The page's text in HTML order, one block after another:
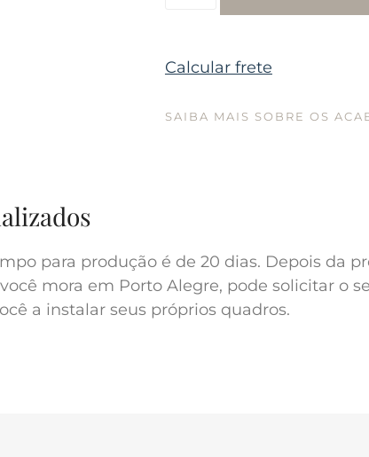
Calcular frete
SAIBA MAIS SOBRE OS
para produção é de 20 dias. Depois da
mora em Porto Alegre, pode solicitar o
a instalar seus próprios quadros.